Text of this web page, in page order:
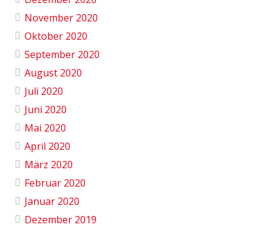
November 2020
Oktober 2020
September 2020
August 2020
Juli 2020
Juni 2020
Mai 2020
April 2020
März 2020
Februar 2020
Januar 2020
Dezember 2019